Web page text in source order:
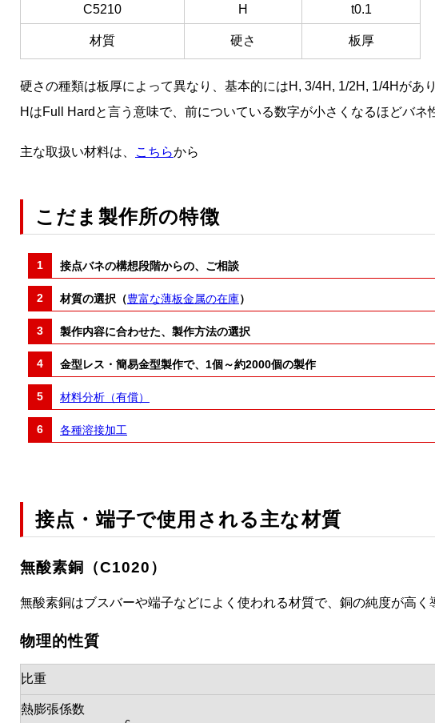
C5210 H t0.1
材質 硬さ 板厚
硬さの種類は板厚によって異なり、基本的にはH, 3/4H, 1/2H, 1/4Hがあり
HはFull Hardと言う意味で、前についている数字が小さくなるほどバネ
主な取扱い材料は、 こちらから
こだま製作所の特徴
接点バネの構想段階からの、ご相談
材質の選択（豊富な薄板金属の在庫）
製作内容に合わせた、製作方法の選択
金型レス・簡易金型製作で、1個～約2000個の製作
材料分析（有償）
各種溶接加工
接点・端子で使用される主な材質
無酸素銅（C1020）
無酸素銅はブスバーや端子などによく使われる材質で、銅の純度が高
物理的性質
比重
熱膨張係数